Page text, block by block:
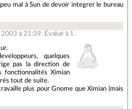
mal à Sun de devoir integrer le bureau
2003 à 21:39. Évalué à 1 .
quelques
pas la direction de
fonctionnalités Ximian
tout de suite.
plus pour Gnome que Ximian (mais